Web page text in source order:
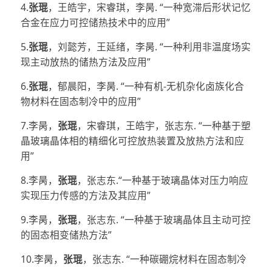
4.张琨，王皓宇，宋睿琪，李昺. “一种宽滞后形状记忆
合金在应力可控储热技术中的应用”
5.张琨，刘懿芳，王延绪，李昺. “一种利用非温度场实
现主动放热的储热方法及应用”
6.张琨，郁晨阳，李昺. “一种有机-无机杂化卤族化合
物材料在固态制冷中的应用”
7.李昺， 张琨，宋睿琪，王皓宇，张志东. “一种基于塑
晶玻璃晶体相的精细化可控放热装置及放热方法和应
用”
8.李昺， 张琨，张志东.“一种基于玻璃晶体对压力响应
实现压力传感的方法及其应用”
9.李昺， 张琨，张志东. “一种基于玻璃晶体且主动可控
的固态相变储热方法”
10.李昺， 张琨，张志东. “一种碳硼烷材料在固态制冷